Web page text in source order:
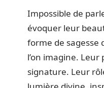
Impossible de
évoquer leur
forme de sagesse
l’on imagine.
signature. Leur